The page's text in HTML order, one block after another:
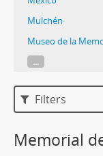
Mulchén
Museo de la
...
Filters
Memorial